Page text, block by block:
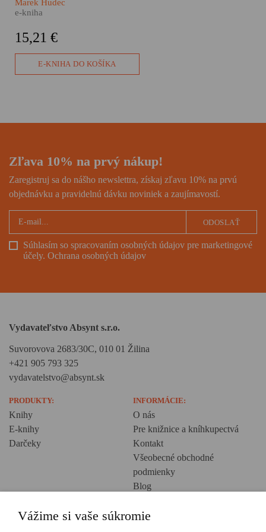
z prachu, popola a ruín. Marek
Hudec vo svojom
skúma rany, ktoré na Nových
padajúcich bômb.
Marek Hudec
e-kniha
15,21 €
E-KNIHA DO KOŠÍKA
Zľava 10% na prvý nákup!
Zaregistruj sa do nášho newslettra, získaj zľavu 10% na prvú
objednávku a pravidelnú dávku noviniek a zaujímavostí.
Súhlasím so spracovaním osobných údajov pre marketingové
účely. Ochrana osobných údajov
ODOSLAŤ
Vydavateľstvo Absynt s.r.o.
Suvorovova 2683/30C, 010 01 Žilina
+421 905 793 325
vydavatelstvo@absynt.sk
PRODUKTY:
Knihy
E-knihy
Darčeky
INFORMÁCIE:
O nás
Pre knižnice a kníhkupectvá
Kontakt
Všeobecné obchodné
podmienky
Blog
Creative Europe
Vážime si vaše súkromie